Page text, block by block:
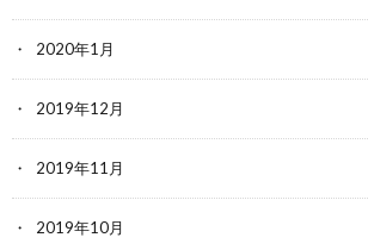
2020年1月
2019年12月
2019年11月
2019年10月